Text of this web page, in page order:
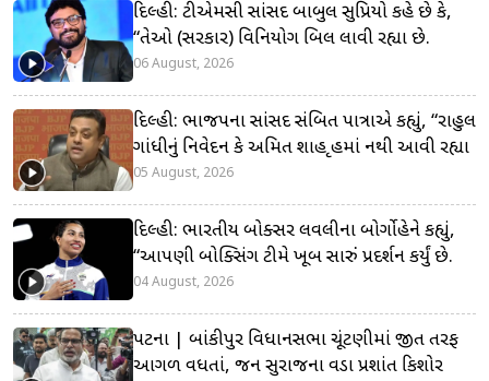
દિલ્હી: ટીએમસી સાંસદ બાબુલ સુપ્રિયો કહે છે કે,
“તેઓ (સરકાર) વિનિયોગ બિલ લાવી રહ્યા છે.
06 August, 2026
દિલ્હી: ભાજપના સાંસદ સંબિત પાત્રાએ કહ્યું, “રાહુલ
ગાંધીનું નિવેદન કે અમિત શાહ ગૃહમાં નથી આવી રહ્યા
05 August, 2026
દિલ્હી: ભારતીય બોક્સર લવલીના બોર્ગોહેને કહ્યું,
“આપણી બોક્સિંગ ટીમે ખૂબ સારું પ્રદર્શન કર્યું છે.
04 August, 2026
પટના | બાંકીપુર વિધાનસભા ચૂંટણીમાં જીત તરફ
આગળ વધતાં, જન સુરાજના વડા પ્રશાંત કિશોર